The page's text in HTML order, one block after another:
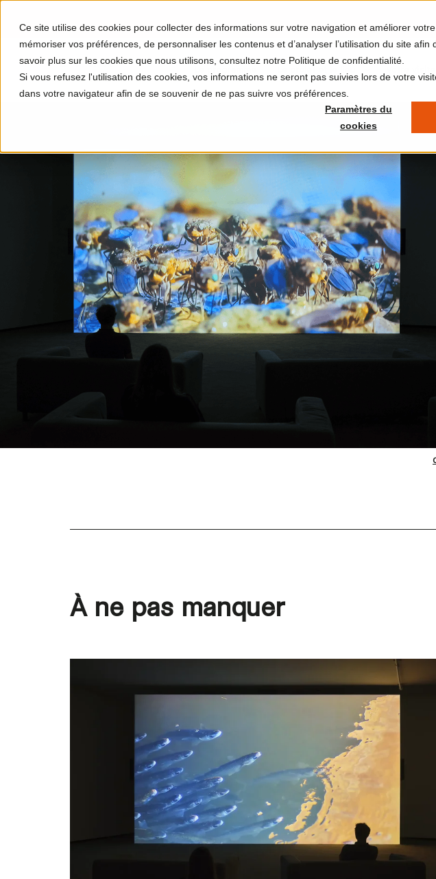
Ce site utilise des cookies pour collecter des informations sur votre navigation et améliorer
mémoriser vos préférences, de personnaliser les contenus et d’analyser l’utilisation du site afin
savoir plus sur les cookies que nous utilisons, consultez notre Politique de confidentialité.
Si vous refusez l'utilisation des cookies, vos informations ne seront pas suivies lors de votre
dans votre navigateur afin de se souvenir de ne pas suivre vos préférences.
Paramètres du
cookies
À ne pas manquer